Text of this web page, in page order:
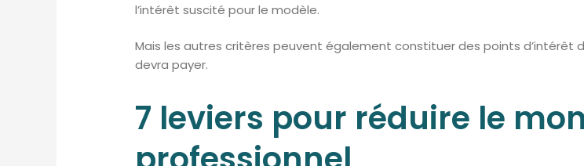
l’intérêt suscité pour le modèle.
Mais les autres critères peuvent également constituer des points d’intérêt
devra payer.
7 leviers pour réduire le